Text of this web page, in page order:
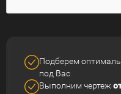
Подберем
под Вас
Выполним чертеж